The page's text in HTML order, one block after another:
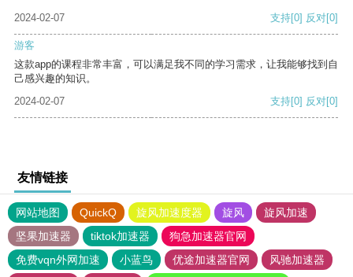
2024-02-07 支持[0] 反对[0]
游客
这款app的课程非常丰富，可以满足我不同的学习需求，让我能够找到自
己感兴趣的知识。
2024-02-07
支持[0] 反对[0]
友情链接
网站地图 QuickQ 旋风加速度器 旋风
旋风加速
坚果加速器
tiktok加速器
狗急加速器官网
免费vqn外网加速
小蓝鸟 优途加速器官网 风驰加速器